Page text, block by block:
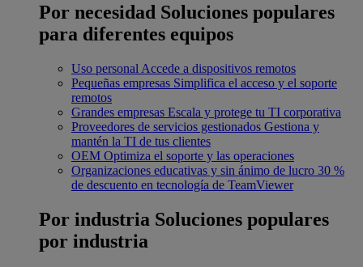
Por necesidad Soluciones populares
para diferentes equipos
Uso personal Accede a dispositivos remotos
Pequeñas empresas Simplifica el acceso y el soporte
remotos
Grandes empresas Escala y protege tu TI corporativa
Proveedores de servicios gestionados Gestiona y
mantén la TI de tus clientes
OEM Optimiza el soporte y las operaciones
Organizaciones educativas y sin ánimo de lucro 30 %
de descuento en tecnología de TeamViewer
Por industria Soluciones populares
por industria